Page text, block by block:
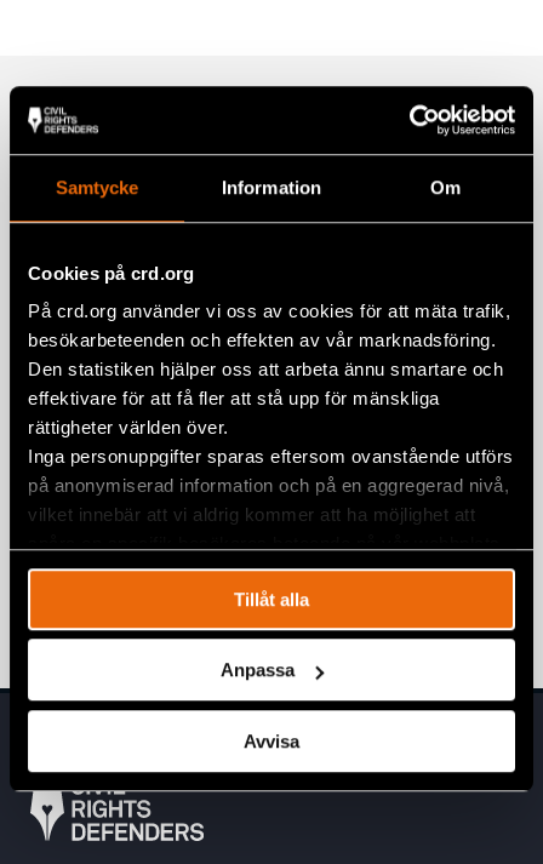
Samtycke Information Om
Cookies på crd.org
På crd.org använder vi oss av cookies för att mäta trafik,
besökarbeteenden och effekten av vår marknadsföring.
Den statistiken hjälper oss att arbeta ännu smartare och
effektivare för att få fler att stå upp för mänskliga
rättigheter världen över.
Inga personuppgifter sparas eftersom ovanstående utförs
på anonymiserad information och på en aggregerad nivå,
vilket innebär att vi aldrig kommer att ha möjlighet att
Tillåt alla
Anpassa
Avvisa
Relaterade artiklar
Yttrande över Återkallelse av
REMISSVAR 1 juni 2026
Yttrande över Straffansvar för
deltagande i och samröre med
kriminella sammanslutningar (SOU
2026:13)
REMISSVAR 26 maj 2026
Yttrande över Skärpningar i lagen om
särskild kontroll av vissa utlänningar
och utlänningslagen (SOU 2025:114)